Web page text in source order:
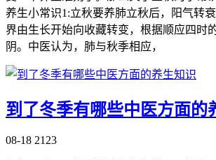
养生小常识1:立秋要养肺立秋后，阳气转
界由生长开始向收藏转变，根据顺应四时
阴。中医认为，肺与秋季相应，
到了冬季有哪些中医方面的
08-18 2123